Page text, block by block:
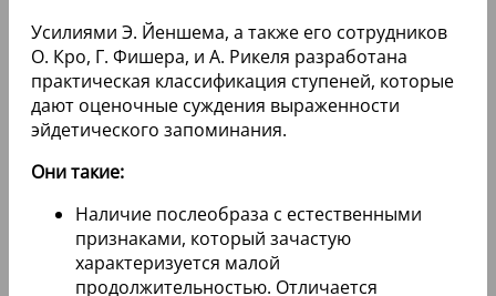
Усилиями Э. Йеншема, а также его сотрудников
О. Кро, Г. Фишера, и А. Рикеля разработана
практическая классификация ступеней, которые
дают оценочные суждения выраженности
эйдетического запоминания.
Они такие:
Наличие послеобраза с естественными
признаками, который зачастую
характеризуется малой
продолжительностью. Отличается